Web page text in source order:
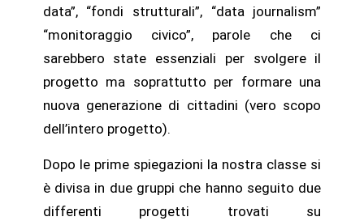
data”, “fondi strutturali”, “data journalism”
“monitoraggio civico”, parole che ci
sarebbero state essenziali per svolgere il
progetto ma soprattutto per formare una
nuova generazione di cittadini (vero scopo
dell’intero progetto).
Dopo le prime spiegazioni la nostra classe si
è divisa in due gruppi che hanno seguito due
differenti progetti trovati su